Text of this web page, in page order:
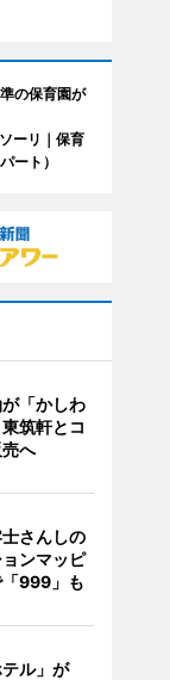
の保育園が
ーリ｜保育
ート）
「かしわ
筑軒とコ
へ
さんしの
ンマッピ
999」も
ル」が